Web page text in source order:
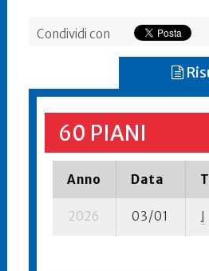
Condividi con
60 PIANI
Anno Data
2026 03/01 I